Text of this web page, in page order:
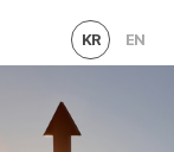
KR EN